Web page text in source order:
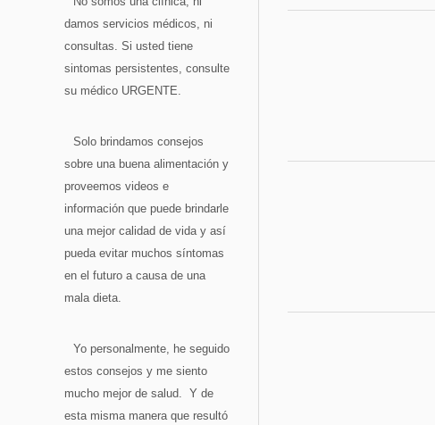
damos servicios médicos, ni
consultas. Si usted tiene
sintomas persistentes, consulte
su médico URGENTE.
Solo brindamos consejos
sobre una buena alimentación y
proveemos videos e
información que puede brindarle
una mejor calidad de vida y así
pueda evitar muchos síntomas
en el futuro a causa de una
mala dieta.
Yo personalmente, he seguido
estos consejos y me siento
mucho mejor de salud. Y de
esta misma manera que resultó